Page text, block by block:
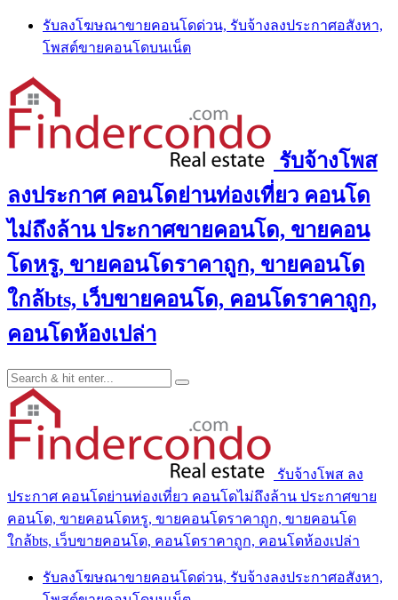
Skip
content
รับลงโฆษณาขายคอนโดด่วน, รับจ้างลงประกาศอสังหา,
โพสต์ขายคอนโดบนเน็ต
รับจ้างโพส
ลงประกาศ คอนโดย่านท่องเที่ยว คอนโด
ไม่ถึงล้าน ประกาศขายคอนโด, ขายคอน
โดหรู, ขายคอนโดราคาถูก, ขายคอนโด
ใกล้bts, เว็บขายคอนโด, คอนโดราคาถูก,
คอนโดห้องเปล่า
รับจ้างโพส ลง
ประกาศ คอนโดย่านท่องเที่ยว คอนโดไม่ถึงล้าน ประกาศขาย
คอนโด, ขายคอนโดหรู, ขายคอนโดราคาถูก, ขายคอนโด
ใกล้bts, เว็บขายคอนโด, คอนโดราคาถูก, คอนโดห้องเปล่า
รับลงโฆษณาขายคอนโดด่วน, รับจ้างลงประกาศอสังหา,